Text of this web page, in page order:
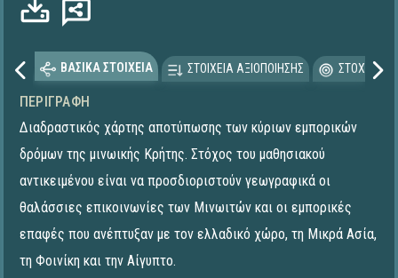
ΒΑΣΙΚΑ ΣΤΟΙΧΕΙΑ ΣΤΟΙΧΕΙΑ ΑΞΙΟΠΟΙΗΣΗΣ
ΠΕΡΙΓΡΑΦΉ
Διαδραστικός χάρτης αποτύπωσης των κύριων εμπορικών
δρόμων της μινωικής Κρήτης. Στόχος του μαθησιακού
αντικειμένου είναι να προσδιοριστούν γεωγραφικά οι
θαλάσσιες επικοινωνίες των Μινωιτών και οι εμπορικές
επαφές που ανέπτυξαν με τον ελλαδικό χώρο, τη Μικρά Ασία,
τη Φοινίκη και την Αίγυπτο.